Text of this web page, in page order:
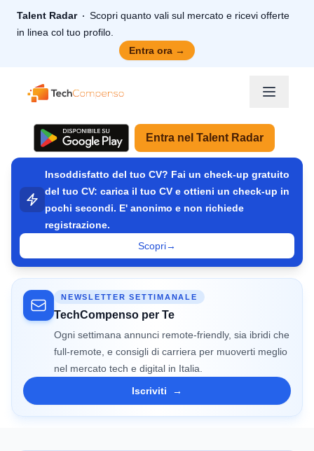
Talent Radar
Scopri quanto vali sul mercato e ricevi offerte
in linea col tuo profilo.
Entra ora →
TechCompenso
Entra nel Talent Radar
Insoddisfatto del tuo CV? Fai un check-up gratuito
del tuo CV: carica il tuo CV e ottieni un check-up in
pochi secondi. E' anonimo e non richiede
registrazione.
Scopri→
NEWSLETTER SETTIMANALE
TechCompenso per Te
Ogni settimana annunci remote-friendly, sia ibridi che
full-remote, e consigli di carriera per muoverti meglio
nel mercato tech e digital in Italia.
Iscriviti
→